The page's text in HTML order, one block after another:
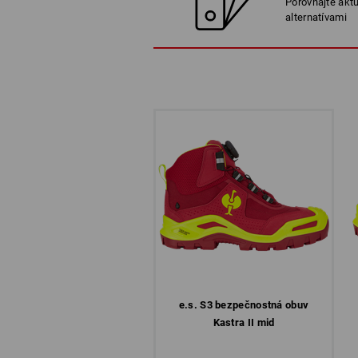
alternatívami
e.s. S3 bezpečnostná obuv
Kastra II mid